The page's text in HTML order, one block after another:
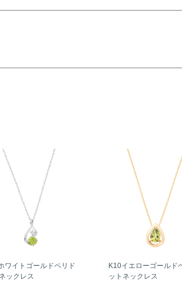
ワイトゴールドペリド
ックレス
K10イエローゴールド
ットネックレス